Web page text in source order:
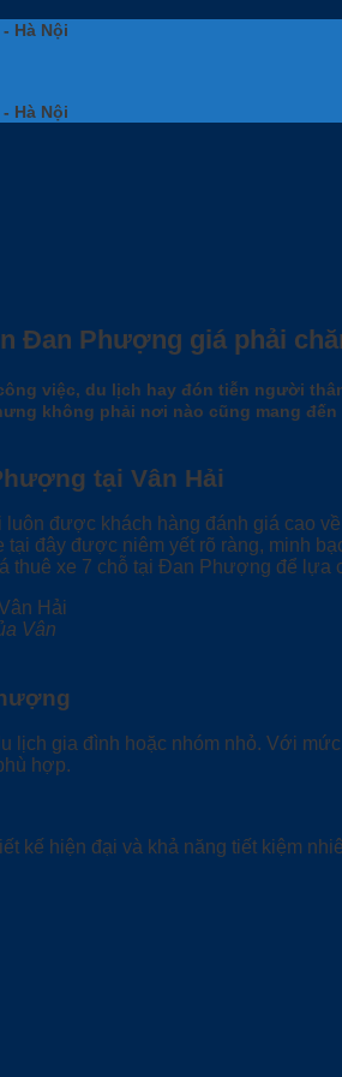
Hà Nội
Hà Nội
Đan Phượng giá phải
việc, du lịch hay đón tiễn người
không phải nơi nào cũng mang
tại Vân Hải
được khách hàng đánh giá cao
đây được niêm yết rõ ràng, minh
thuê xe 7 chỗ tại Đan Phượng để lựa
Vân
lịch gia đình hoặc nhóm nhỏ. Với
hợp.
kế hiện đại và khả năng tiết kiệm